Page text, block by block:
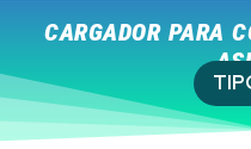
CARGADOR PARA